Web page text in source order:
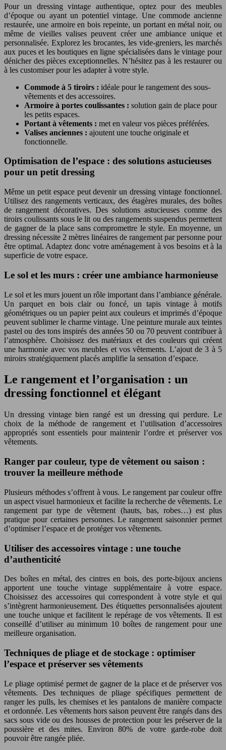
Pour un dressing vintage authentique, optez pour des meubles
d’époque ou ayant un potentiel vintage. Une commode ancienne
restaurée, une armoire en bois repeinte, un portant en métal noir, ou
même de vieilles valises peuvent créer une ambiance unique et
personnalisée. Explorez les brocantes, les vide-greniers, les marchés
aux puces et les boutiques en ligne spécialisées dans le vintage pour
dénicher des pièces exceptionnelles. N’hésitez pas à les restaurer ou
à les customiser pour les adapter à votre style.
Commode à 5 tiroirs : idéale pour le rangement des sous-
vêtements et des accessoires.
Armoire à portes coulissantes : solution gain de place pour
les petits espaces.
Portant à vêtements : met en valeur vos pièces préférées.
Valises anciennes : ajoutent une touche originale et
fonctionnelle.
Optimisation de l’espace : des solutions astucieuses
pour un petit dressing
Même un petit espace peut devenir un dressing vintage fonctionnel.
Utilisez des rangements verticaux, des étagères murales, des boîtes
de rangement décoratives. Des solutions astucieuses comme des
tiroirs coulissants sous le lit ou des rangements suspendus permettent
de gagner de la place sans compromettre le style. En moyenne, un
dressing nécessite 2 mètres linéaires de rangement par personne pour
être optimal. Adaptez donc votre aménagement à vos besoins et à la
superficie de votre espace.
Le sol et les murs : créer une ambiance harmonieuse
Le sol et les murs jouent un rôle important dans l’ambiance générale.
Un parquet en bois clair ou foncé, un tapis vintage à motifs
géométriques ou un papier peint aux couleurs et imprimés d’époque
peuvent sublimer le charme vintage. Une peinture murale aux teintes
pastel ou des tons inspirés des années 50 ou 70 peuvent contribuer à
l’atmosphère. Choisissez des matériaux et des couleurs qui créent
une harmonie avec vos meubles et vos vêtements. L’ajout de 3 à 5
miroirs stratégiquement placés amplifie la sensation d’espace.
Le rangement et l’organisation : un
dressing fonctionnel et élégant
Un dressing vintage bien rangé est un dressing qui perdure. Le
choix de la méthode de rangement et l’utilisation d’accessoires
appropriés sont essentiels pour maintenir l’ordre et préserver vos
vêtements.
Ranger par couleur, type de vêtement ou saison :
trouver la meilleure méthode
Plusieurs méthodes s’offrent à vous. Le rangement par couleur offre
un aspect visuel harmonieux et facilite la recherche de vêtements. Le
rangement par type de vêtement (hauts, bas, robes…) est plus
pratique pour certaines personnes. Le rangement saisonnier permet
d’optimiser l’espace et de protéger vos vêtements.
Utiliser des accessoires vintage : une touche
d’authenticité
Des boîtes en métal, des cintres en bois, des porte-bijoux anciens
apportent une touche vintage supplémentaire à votre espace.
Choisissez des accessoires qui correspondent à votre style et qui
s’intègrent harmonieusement. Des étiquettes personnalisées ajoutent
une touche unique et facilitent le repérage de vos vêtements. Il est
conseillé d’utiliser au minimum 10 boîtes de rangement pour une
meilleure organisation.
Techniques de pliage et de stockage : optimiser
l’espace et préserver ses vêtements
Le pliage optimisé permet de gagner de la place et de préserver vos
vêtements. Des techniques de pliage spécifiques permettent de
ranger les pulls, les chemises et les pantalons de manière compacte
et ordonnée. Les vêtements hors saison peuvent être rangés dans des
sacs sous vide ou des housses de protection pour les préserver de la
poussière et des mites. Environ 80% de votre garde-robe doit
pouvoir être rangée pliée.